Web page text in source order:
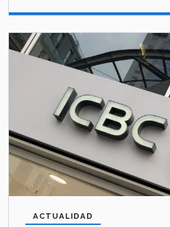
ACTUALIDAD